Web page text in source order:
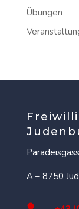
Übungen
A – 8750